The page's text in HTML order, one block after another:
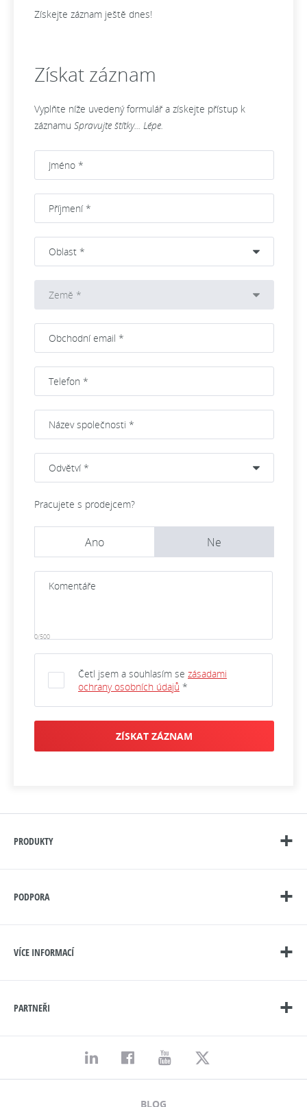
Získejte záznam ještě dnes!
Získat záznam
Vyplňte níže uvedený formulář a získejte přístup k
záznamu Spravujte štítky... Lépe.
Pracujete s prodejcem?
Ano Ne
0/500
Četl jsem a souhlasím se zásadami
ochrany osobních údajů *
ZÍSKAT ZÁZNAM
PRODUKTY
PODPORA
VÍCE INFORMACÍ
PARTNEŘI
BLOG